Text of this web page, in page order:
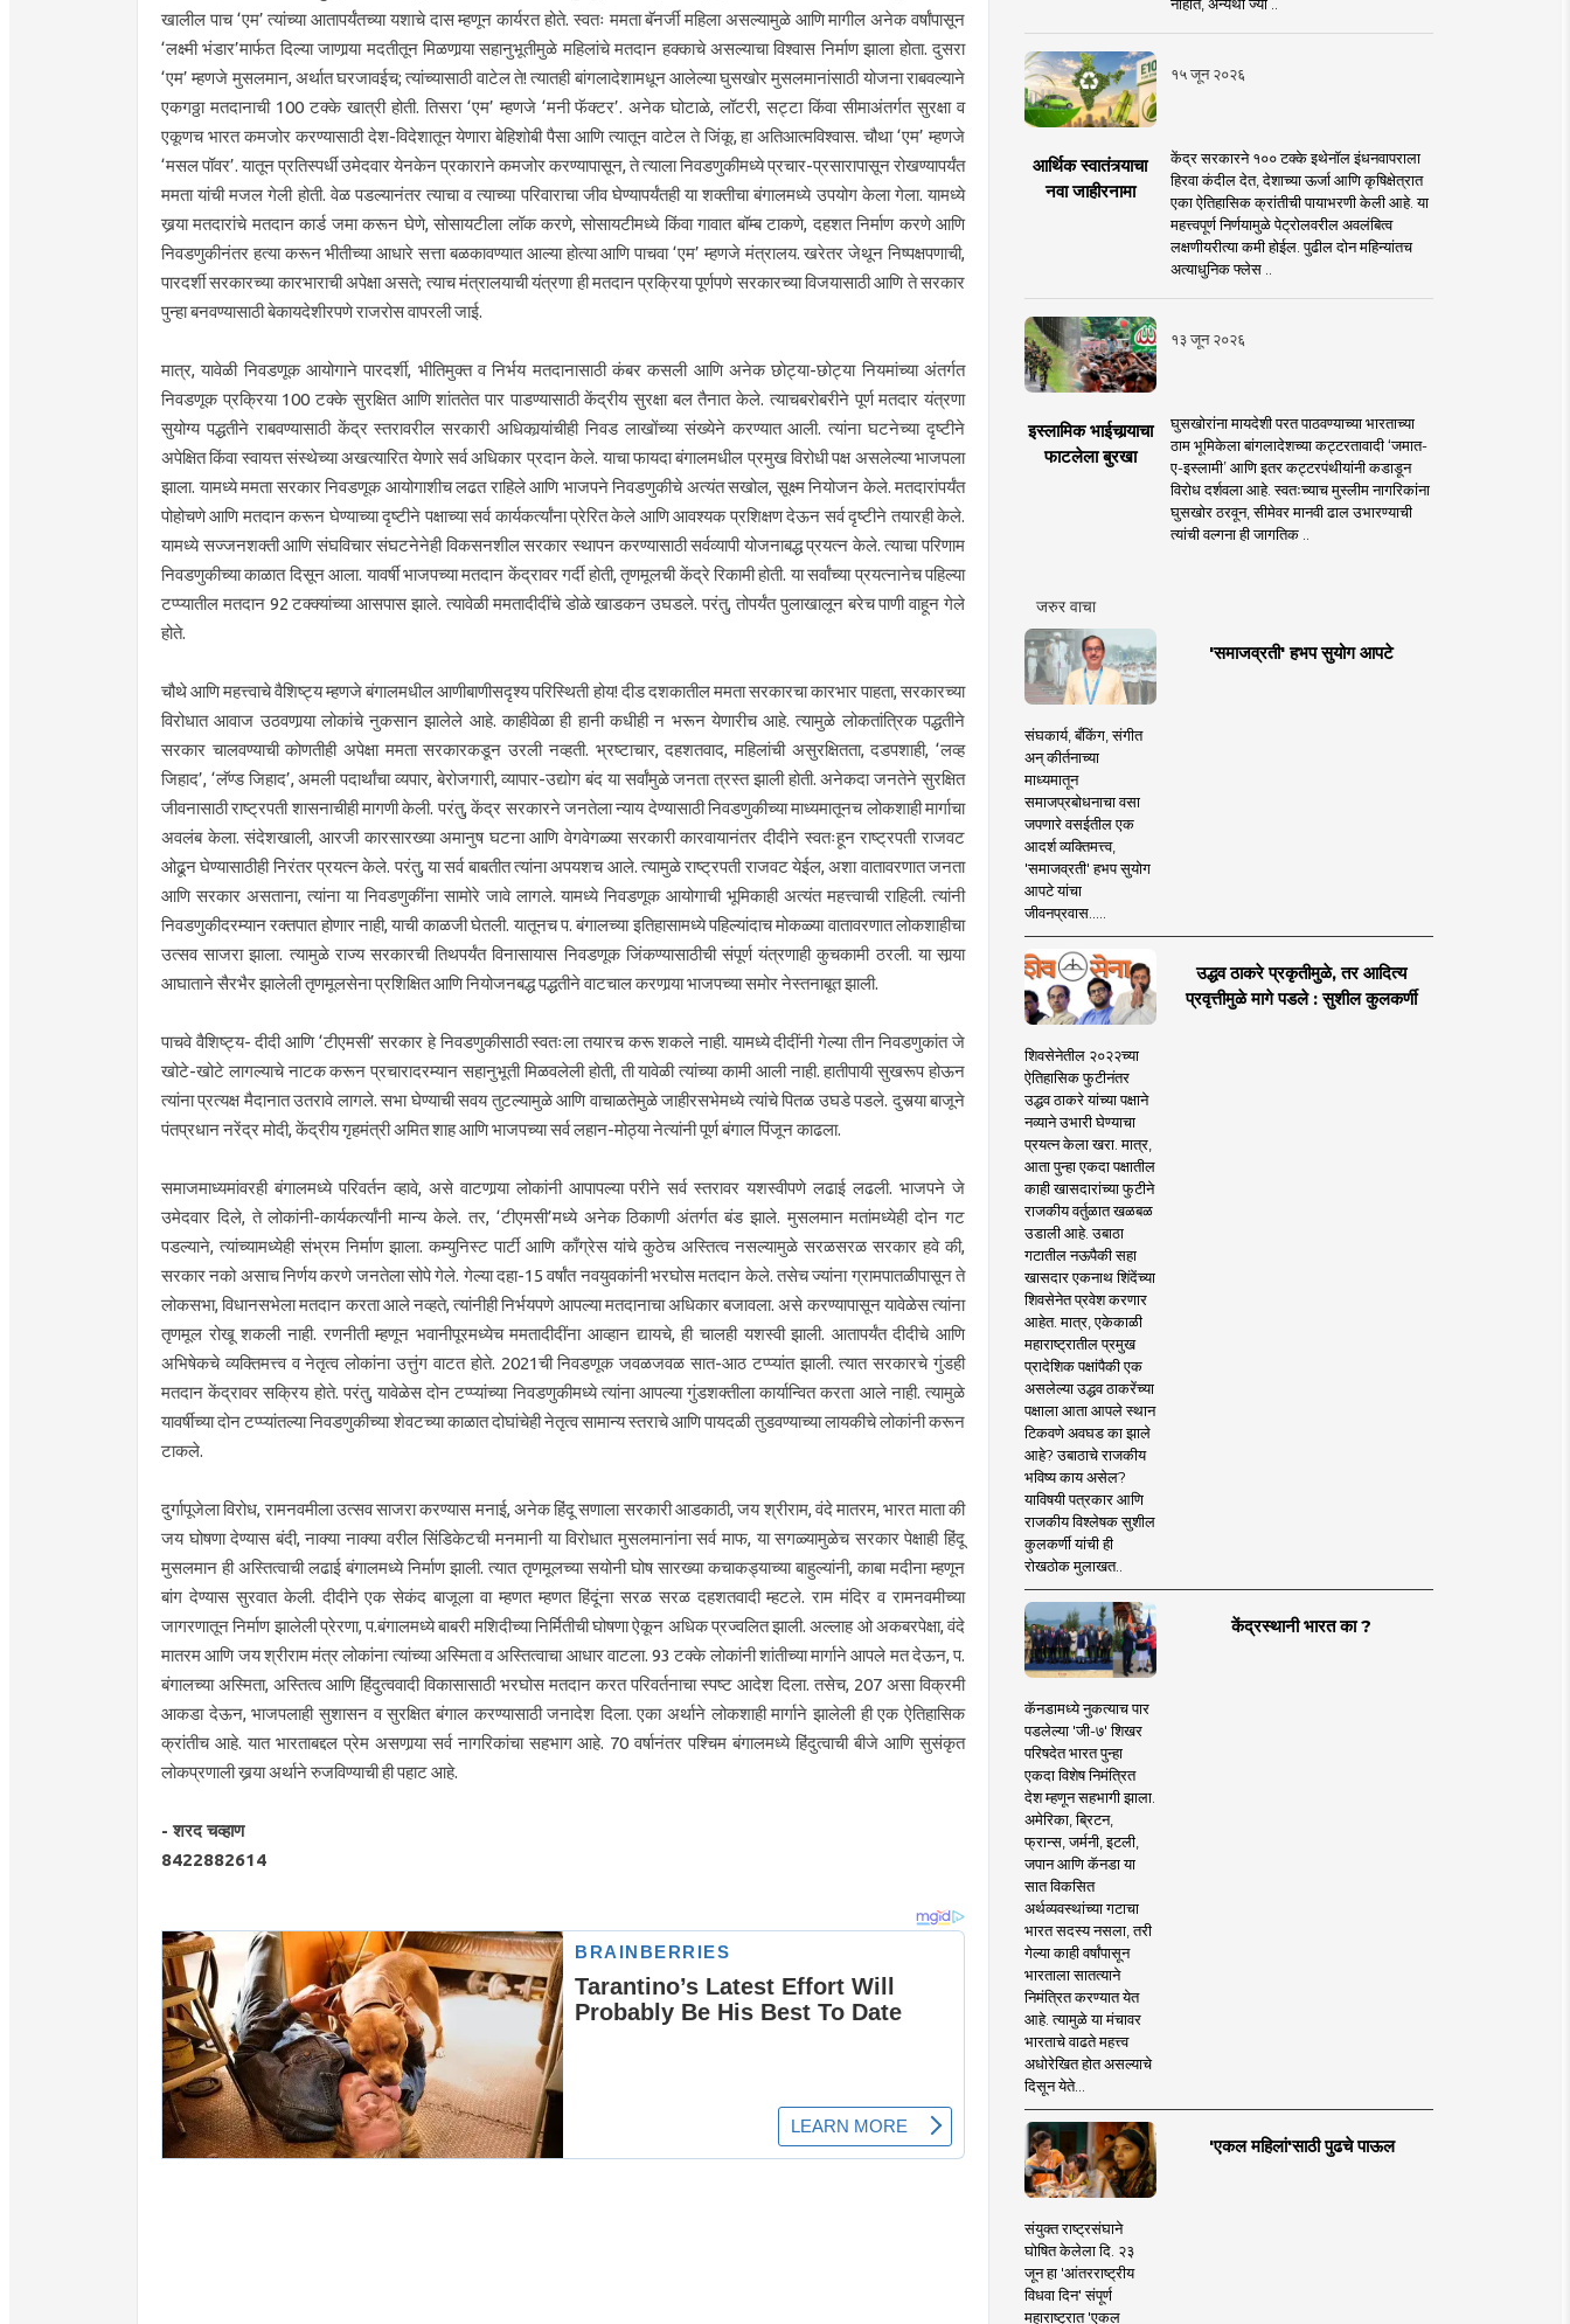
खालील पाच ‘एम’ त्यांच्या आतापर्यंतच्या यशाचे दास म्हणून कार्यरत होते. स्वतः ममता बॅनर्जी महिला असल्यामुळे आणि मागील अनेक वर्षांपासून
‘लक्ष्मी भंडार’मार्फत दिल्या जाणार्‍या मदतीतून मिळणार्‍या सहानुभूतीमुळे महिलांचे मतदान हक्काचे असल्याचा विश्वास निर्माण झाला होता. दुसरा
‘एम’ म्हणजे मुसलमान, अर्थात घरजावईच; त्यांच्यासाठी वाटेल ते! त्यातही बांगलादेशामधून आलेल्या घुसखोर मुसलमानांसाठी योजना राबवल्याने
एकगठ्ठा मतदानाची 100 टक्के खात्री होती. तिसरा ‘एम’ म्हणजे ‘मनी फॅक्टर’. अनेक घोटाळे, लॉटरी, सट्टा किंवा सीमाअंतर्गत सुरक्षा व
एकूणच भारत कमजोर करण्यासाठी देश-विदेशातून येणारा बेहिशोबी पैसा आणि त्यातून वाटेल ते जिंकू, हा अतिआत्मविश्वास. चौथा ‘एम’ म्हणजे
‘मसल पॉवर’. यातून प्रतिस्पर्धी उमेदवार येनकेन प्रकाराने कमजोर करण्यापासून, ते त्याला निवडणुकीमध्ये प्रचार-प्रसारापासून रोखण्यापर्यंत
ममता यांची मजल गेली होती. वेळ पडल्यानंतर त्याचा व त्याच्या परिवाराचा जीव घेण्यापर्यंतही या शक्तीचा बंगालमध्ये उपयोग केला गेला. यामध्ये
खर्‍या मतदारांचे मतदान कार्ड जमा करून घेणे, सोसायटीला लॉक करणे, सोसायटीमध्ये किंवा गावात बॉम्ब टाकणे, दहशत निर्माण करणे आणि
निवडणुकीनंतर हत्या करून भीतीच्या आधारे सत्ता बळकावण्यात आल्या होत्या आणि पाचवा ‘एम’ म्हणजे मंत्रालय. खरेतर जेथून निष्पक्षपणाची,
पारदर्शी सरकारच्या कारभाराची अपेक्षा असते; त्याच मंत्रालयाची यंत्रणा ही मतदान प्रक्रिया पूर्णपणे सरकारच्या विजयासाठी आणि ते सरकार
पुन्हा बनवण्यासाठी बेकायदेशीरपणे राजरोस वापरली जाई.
मात्र, यावेळी निवडणूक आयोगाने पारदर्शी, भीतिमुक्त व निर्भय मतदानासाठी कंबर कसली आणि अनेक छोट्या-छोट्या नियमांच्या अंतर्गत
निवडणूक प्रक्रिया 100 टक्के सुरक्षित आणि शांततेत पार पाडण्यासाठी केंद्रीय सुरक्षा बल तैनात केले. त्याचबरोबरीने पूर्ण मतदार यंत्रणा
सुयोग्य पद्धतीने राबवण्यासाठी केंद्र स्तरावरील सरकारी अधिकार्‍यांचीही निवड लाखोंच्या संख्येने करण्यात आली. त्यांना घटनेच्या दृष्टीने
अपेक्षित किंवा स्वायत्त संस्थेच्या अखत्यारित येणारे सर्व अधिकार प्रदान केले. याचा फायदा बंगालमधील प्रमुख विरोधी पक्ष असलेल्या भाजपला
झाला. यामध्ये ममता सरकार निवडणूक आयोगाशीच लढत राहिले आणि भाजपने निवडणुकीचे अत्यंत सखोल, सूक्ष्म नियोजन केले. मतदारांपर्यंत
पोहोचणे आणि मतदान करून घेण्याच्या दृष्टीने पक्षाच्या सर्व कार्यकर्त्यांना प्रेरित केले आणि आवश्यक प्रशिक्षण देऊन सर्व दृष्टीने तयारही केले.
यामध्ये सज्जनशक्ती आणि संघविचार संघटनेनेही विकसनशील सरकार स्थापन करण्यासाठी सर्वव्यापी योजनाबद्ध प्रयत्न केले. त्याचा परिणाम
निवडणुकीच्या काळात दिसून आला. यावर्षी भाजपच्या मतदान केंद्रावर गर्दी होती, तृणमूलची केंद्रे रिकामी होती. या सर्वांच्या प्रयत्नानेच पहिल्या
टप्प्यातील मतदान 92 टक्क्यांच्या आसपास झाले. त्यावेळी ममतादीदींचे डोळे खाडकन उघडले. परंतु, तोपर्यंत पुलाखालून बरेच पाणी वाहून गेले
होते.
चौथे आणि महत्त्वाचे वैशिष्ट्य म्हणजे बंगालमधील आणीबाणीसदृश्य परिस्थिती होय! दीड दशकातील ममता सरकारचा कारभार पाहता, सरकारच्या
विरोधात आवाज उठवणार्‍या लोकांचे नुकसान झालेले आहे. काहीवेळा ही हानी कधीही न भरून येणारीच आहे. त्यामुळे लोकतांत्रिक पद्धतीने
सरकार चालवण्याची कोणतीही अपेक्षा ममता सरकारकडून उरली नव्हती. भ्रष्टाचार, दहशतवाद, महिलांची असुरक्षितता, दडपशाही, ‘लव्ह
जिहाद’, ‘लॅण्ड जिहाद’, अमली पदार्थांचा व्यपार, बेरोजगारी, व्यापार-उद्योग बंद या सर्वांमुळे जनता त्रस्त झाली होती. अनेकदा जनतेने सुरक्षित
जीवनासाठी राष्ट्रपती शासनाचीही मागणी केली. परंतु, केंद्र सरकारने जनतेला न्याय देण्यासाठी निवडणुकीच्या माध्यमातूनच लोकशाही मार्गाचा
अवलंब केला. संदेशखाली, आरजी कारसारख्या अमानुष घटना आणि वेगवेगळ्या सरकारी कारवायानंतर दीदीने स्वतःहून राष्ट्रपती राजवट
ओढून घेण्यासाठीही निरंतर प्रयत्न केले. परंतु, या सर्व बाबतीत त्यांना अपयशच आले. त्यामुळे राष्ट्रपती राजवट येईल, अशा वातावरणात जनता
आणि सरकार असताना, त्यांना या निवडणुकींना सामोरे जावे लागले. यामध्ये निवडणूक आयोगाची भूमिकाही अत्यंत महत्त्वाची राहिली. त्यांनी
निवडणुकीदरम्यान रक्तपात होणार नाही, याची काळजी घेतली. यातूनच प. बंगालच्या इतिहासामध्ये पहिल्यांदाच मोकळ्या वातावरणात लोकशाहीचा
उत्सव साजरा झाला. त्यामुळे राज्य सरकारची तिथपर्यंत विनासायास निवडणूक जिंकण्यासाठीची संपूर्ण यंत्रणाही कुचकामी ठरली. या सार्‍या
आघाताने सैरभैर झालेली तृणमूलसेना प्रशिक्षित आणि नियोजनबद्ध पद्धतीने वाटचाल करणार्‍या भाजपच्या समोर नेस्तनाबूत झाली.
पाचवे वैशिष्ट्य- दीदी आणि ‘टीएमसी’ सरकार हे निवडणुकीसाठी स्वतःला तयारच करू शकले नाही. यामध्ये दीदींनी गेल्या तीन निवडणुकांत जे
खोटे-खोटे लागल्याचे नाटक करून प्रचारादरम्यान सहानुभूती मिळवलेली होती, ती यावेळी त्यांच्या कामी आली नाही. हातीपायी सुखरूप होऊन
त्यांना प्रत्यक्ष मैदानात उतरावे लागले. सभा घेण्याची सवय तुटल्यामुळे आणि वाचाळतेमुळे जाहीरसभेमध्ये त्यांचे पितळ उघडे पडले. दुसर्‍या बाजूने
पंतप्रधान नरेंद्र मोदी, केंद्रीय गृहमंत्री अमित शाह आणि भाजपच्या सर्व लहान-मोठ्या नेत्यांनी पूर्ण बंगाल पिंजून काढला.
समाजमाध्यमांवरही बंगालमध्ये परिवर्तन व्हावे, असे वाटणार्‍या लोकांनी आपापल्या परीने सर्व स्तरावर यशस्वीपणे लढाई लढली. भाजपने जे
उमेदवार दिले, ते लोकांनी-कार्यकर्त्यांनी मान्य केले. तर, ‘टीएमसी’मध्ये अनेक ठिकाणी अंतर्गत बंड झाले. मुसलमान मतांमध्येही दोन गट
पडल्याने, त्यांच्यामध्येही संभ्रम निर्माण झाला. कम्युनिस्ट पार्टी आणि काँग्रेस यांचे कुठेच अस्तित्व नसल्यामुळे सरळसरळ सरकार हवे की,
सरकार नको असाच निर्णय करणे जनतेला सोपे गेले. गेल्या दहा-15 वर्षांत नवयुवकांनी भरघोस मतदान केले. तसेच ज्यांना ग्रामपातळीपासून ते
लोकसभा, विधानसभेला मतदान करता आले नव्हते, त्यांनीही निर्भयपणे आपल्या मतदानाचा अधिकार बजावला. असे करण्यापासून यावेळेस त्यांना
तृणमूल रोखू शकली नाही. रणनीती म्हणून भवानीपूरमध्येच ममतादीदींना आव्हान द्यायचे, ही चालही यशस्वी झाली. आतापर्यंत दीदीचे आणि
अभिषेकचे व्यक्तिमत्त्व व नेतृत्व लोकांना उत्तुंग वाटत होते. 2021ची निवडणूक जवळजवळ सात-आठ टप्प्यांत झाली. त्यात सरकारचे गुंडही
मतदान केंद्रावर सक्रिय होते. परंतु, यावेळेस दोन टप्प्यांच्या निवडणुकीमध्ये त्यांना आपल्या गुंडशक्तीला कार्यान्वित करता आले नाही. त्यामुळे
यावर्षीच्या दोन टप्प्यांतल्या निवडणुकीच्या शेवटच्या काळात दोघांचेही नेतृत्व सामान्य स्तराचे आणि पायदळी तुडवण्याच्या लायकीचे लोकांनी करून
टाकले.
दुर्गापूजेला विरोध, रामनवमीला उत्सव साजरा करण्यास मनाई, अनेक हिंदू सणाला सरकारी आडकाठी, जय श्रीराम, वंदे मातरम, भारत माता की
जय घोषणा देण्यास बंदी, नाक्या नाक्या वरील सिंडिकेटची मनमानी या विरोधात मुसलमानांना सर्व माफ, या सगळ्यामुळेच सरकार पेक्षाही हिंदू
मुसलमान ही अस्तित्वाची लढाई बंगालमध्ये निर्माण झाली. त्यात तृणमूलच्या सयोनी घोष सारख्या कचाकड्याच्या बाहुल्यांनी, काबा मदीना म्हणून
बांग देण्यास सुरवात केली. दीदीने एक सेकंद बाजूला वा म्हणत म्हणत हिंदूंना सरळ सरळ दहशतवादी म्हटले. राम मंदिर व रामनवमीच्या
जागरणातून निर्माण झालेली प्रेरणा, प.बंगालमध्ये बाबरी मशिदीच्या निर्मितीची घोषणा ऐकून अधिक प्रज्वलित झाली. अल्लाह ओ अकबरपेक्षा, वंदे
मातरम आणि जय श्रीराम मंत्र लोकांना त्यांच्या अस्मिता व अस्तित्वाचा आधार वाटला. 93 टक्के लोकांनी शांतीच्या मार्गाने आपले मत देऊन, प.
बंगालच्या अस्मिता, अस्तित्व आणि हिंदुत्ववादी विकासासाठी भरघोस मतदान करत परिवर्तनाचा स्पष्ट आदेश दिला. तसेच, 207 असा विक्रमी
आकडा देऊन, भाजपलाही सुशासन व सुरक्षित बंगाल करण्यासाठी जनादेश दिला. एका अर्थाने लोकशाही मार्गाने झालेली ही एक ऐतिहासिक
क्रांतीच आहे. यात भारताबद्दल प्रेम असणार्‍या सर्व नागरिकांचा सहभाग आहे. 70 वर्षानंतर पश्चिम बंगालमध्ये हिंदुत्वाची बीजे आणि सुसंकृत
लोकप्रणाली खर्‍या अर्थाने रुजविण्याची ही पहाट आहे.
- शरद चव्हाण
8422882614
१५ जून २०२६
आर्थिक स्वातंत्र्याचा
नवा जाहीरनामा
केंद्र सरकारने १०० टक्के इथेनॉल इंधनवापराला
हिरवा कंदील देत, देशाच्या ऊर्जा आणि कृषिक्षेत्रात
एका ऐतिहासिक क्रांतीची पायाभरणी केली आहे. या
महत्त्वपूर्ण निर्णयामुळे पेट्रोलवरील अवलंबित्व
लक्षणीयरीत्या कमी होईल. पुढील दोन महिन्यांतच
अत्याधुनिक फ्लेस ..
१३ जून २०२६
इस्लामिक भाईचार्‍याचा
फाटलेला बुरखा
घुसखोरांना मायदेशी परत पाठवण्याच्या भारताच्या
ठाम भूमिकेला बांगलादेशच्या कट्टरतावादी ‘जमात-
ए-इस्लामी’ आणि इतर कट्टरपंथीयांनी कडाडून
विरोध दर्शवला आहे. स्वतःच्याच मुस्लीम नागरिकांना
घुसखोर ठरवून, सीमेवर मानवी ढाल उभारण्याची
त्यांची वल्गना ही जागतिक ..
जरुर वाचा
'समाजव्रती' हभप सुयोग आपटे
संघकार्य, बँकिंग, संगीत
अन् कीर्तनाच्या
माध्यमातून
समाजप्रबोधनाचा वसा
जपणारे वसईतील एक
आदर्श व्यक्तिमत्त्व,
'समाजव्रती' हभप सुयोग
आपटे यांचा
जीवनप्रवास.....
उद्धव ठाकरे प्रकृतीमुळे, तर आदित्य
प्रवृत्तीमुळे मागे पडले : सुशील कुलकर्णी
शिवसेनेतील २०२२च्या
ऐतिहासिक फुटीनंतर
उद्धव ठाकरे यांच्या पक्षाने
नव्याने उभारी घेण्याचा
प्रयत्न केला खरा. मात्र,
आता पुन्हा एकदा पक्षातील
काही खासदारांच्या फुटीने
राजकीय वर्तुळात खळबळ
उडाली आहे. उबाठा
गटातील नऊपैकी सहा
खासदार एकनाथ शिंदेंच्या
शिवसेनेत प्रवेश करणार
आहेत. मात्र, एकेकाळी
महाराष्ट्रातील प्रमुख
प्रादेशिक पक्षांपैकी एक
असलेल्या उद्धव ठाकरेंच्या
पक्षाला आता आपले स्थान
टिकवणे अवघड का झाले
आहे? उबाठाचे राजकीय
भविष्य काय असेल?
याविषयी पत्रकार आणि
राजकीय विश्लेषक सुशील
कुलकर्णी यांची ही
रोखठोक मुलाखत..
केंद्रस्थानी भारत का ?
कॅनडामध्ये नुकत्याच पार
पडलेल्या 'जी-७' शिखर
परिषदेत भारत पुन्हा
एकदा विशेष निमंत्रित
देश म्हणून सहभागी झाला.
अमेरिका, ब्रिटन,
फ्रान्स, जर्मनी, इटली,
जपान आणि कॅनडा या
सात विकसित
अर्थव्यवस्थांच्या गटाचा
भारत सदस्य नसला, तरी
गेल्या काही वर्षांपासून
भारताला सातत्याने
निमंत्रित करण्यात येत
आहे. त्यामुळे या मंचावर
भारताचे वाढते महत्त्व
अधोरेखित होत असल्याचे
दिसून येते...
'एकल महिलां'साठी पुढचे पाऊल
संयुक्त राष्ट्रसंघाने
घोषित केलेला दि. २३
जून हा 'आंतरराष्ट्रीय
विधवा दिन' संपूर्ण
महाराष्ट्रात 'एकल